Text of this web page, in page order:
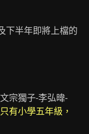
下半年即將上檔的
宗獨子-李弘暐-
有小學五年級，